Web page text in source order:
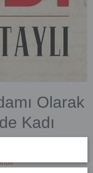
Olarak
Kadı